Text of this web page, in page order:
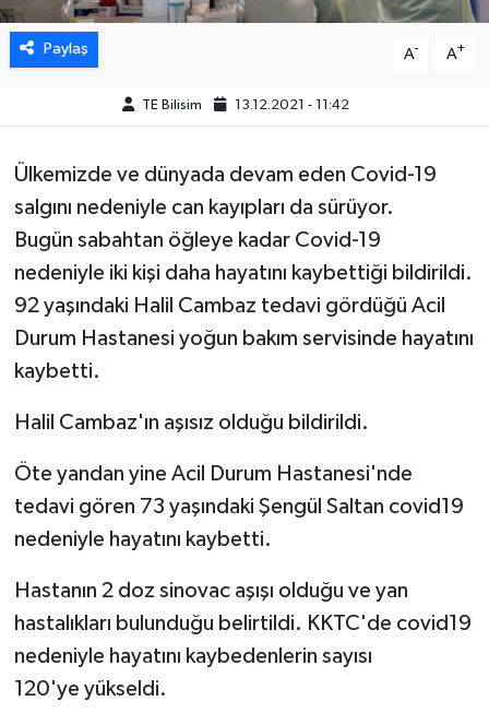
Paylaş A- A+
TE Bilisim 13.12.2021 - 11:42
​Ülkemizde ve dünyada devam eden Covid-19
salgını nedeniyle can kayıpları da sürüyor.
Bugün sabahtan öğleye kadar Covid-19
nedeniyle iki kişi daha hayatını kaybettiği bildirildi.
92 yaşındaki Halil Cambaz tedavi gördüğü Acil
Durum Hastanesi yoğun bakım servisinde hayatını
kaybetti.
Halil Cambaz'ın aşısız olduğu bildirildi.
Öte yandan yine Acil Durum Hastanesi'nde
tedavi gören 73 yaşındaki Şengül Saltan covid19
nedeniyle hayatını kaybetti.
Hastanın 2 doz sinovac aşışı olduğu ve yan
hastalıkları bulunduğu belirtildi. KKTC'de covid19
nedeniyle hayatını kaybedenlerin sayısı
120'ye yükseldi.